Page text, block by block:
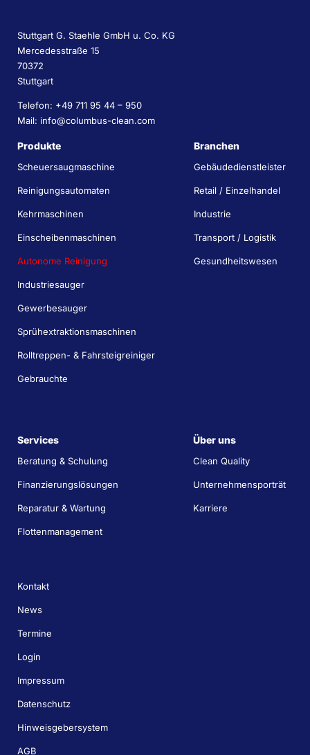
Stuttgart G. Staehle GmbH u. Co. KG
Mercedesstraße 15
70372
Stuttgart
Telefon: +49 711 95 44 – 950
Mail: info@columbus-clean.com
Produkte
Scheuersaugmaschine
Reinigungsautomaten
Kehrmaschinen
Einscheibenmaschinen
Autonome Reinigung
Industriesauger
Gewerbesauger
Sprühextraktionsmaschinen
Rolltreppen- & Fahrsteigreiniger
Gebrauchte
Branchen
Gebäudedienstleister
Retail / Einzelhandel
Industrie
Transport / Logistik
Gesundheitswesen
Services
Beratung & Schulung
Finanzierungslösungen
Reparatur & Wartung
Flottenmanagement
Über uns
Clean Quality
Unternehmensporträt
Karriere
Kontakt
News
Termine
Login
Impressum
Datenschutz
Hinweisgebersystem
AGB